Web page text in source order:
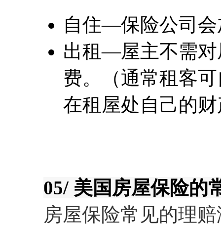
自住—保险公司会
出租—屋主不需对
费。（通常租客
在租屋处自己的
05/ 美国房屋保险的
房屋保险常见的理